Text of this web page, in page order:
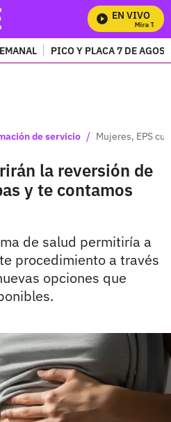
EN VIVO
Mira Todos
PICO Y PLACA 7 DE
de servicio / Mujeres, EPS
la reversión de
y te contamos
de salud permitiría a
procedimiento a través
opciones que